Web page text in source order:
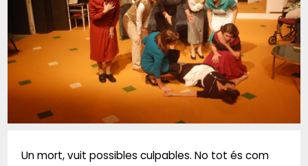
Un mort, vuit possibles culpables. No tot és com